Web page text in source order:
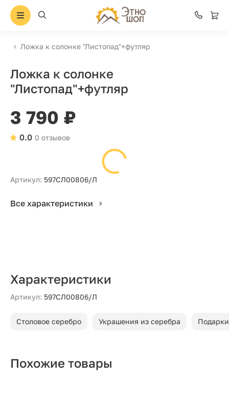
Ложка к солонке "Листопад"+футляр
Ложка к солонке
"Листопад"+футляр
3 790 ₽
0 отзывов
0.0
Артикул: 597СЛ00806/Л
Все характеристики
Характеристики
Артикул: 597СЛ00806/Л
Столовое серебро Украшения из серебра
Похожие товары